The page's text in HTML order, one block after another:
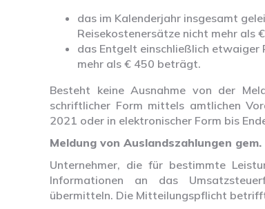
das im Kalenderjahr insgesamt
Reisekostenersätze nicht mehr als
das Entgelt einschließlich etwaiger
mehr als € 450 beträgt.
Besteht keine Ausnahme von der
schriftlicher Form mittels amtlichen
2021 oder in elektronischer Form bis
Meldung von Auslandszahlungen
Unternehmer, die für bestimmte
Informationen an das
übermitteln. Die Mitteilungspflicht